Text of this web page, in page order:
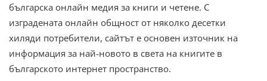
българска онлайн медия за книги и четене. С
изградената онлайн общност от няколко десетки
хиляди потребители, сайтът е основен източник на
информация за най-новото в света на книгите в
българското интернет пространство.